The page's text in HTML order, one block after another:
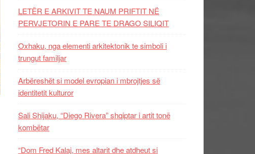
LETËR E ARKIVIT TE NAUM PRIFTIT NË
PERVJETORIN E PARE TE DRAGO SILIQIT
Oxhaku, nga elementi arkitektonik te simboli i
trungut familjar
Arbëreshët si model evropian i mbrojtjes së
identitetit kulturor
Sali Shijaku, “Diego Rivera” shqiptar i artit tonë
kombëtar
“Dom Fred Kalaj, mes altarit dhe atdheut si